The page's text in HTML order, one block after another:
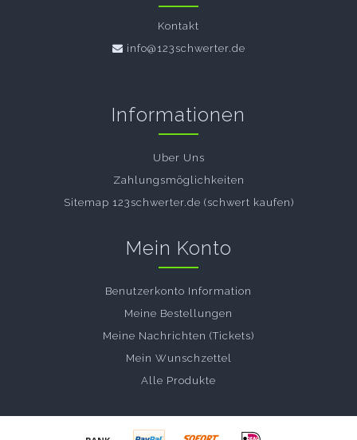
Kontakt
info@123schwerter.de
Informationen
Uber Uns
Zahlungsmöglichkeiten
Sitemap 123schwerter.de (schwert kaufen)
Mein Konto
Benutzerkonto Information
Meine Bestellungen
Meine Nachrichten (Tickets)
Mein Wunschzettel
Alle Produkte